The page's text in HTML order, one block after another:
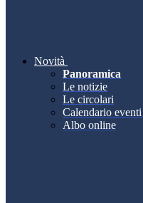
Novità
Panoramica
Le notizie
Le circolari
Calendario eventi
Albo online